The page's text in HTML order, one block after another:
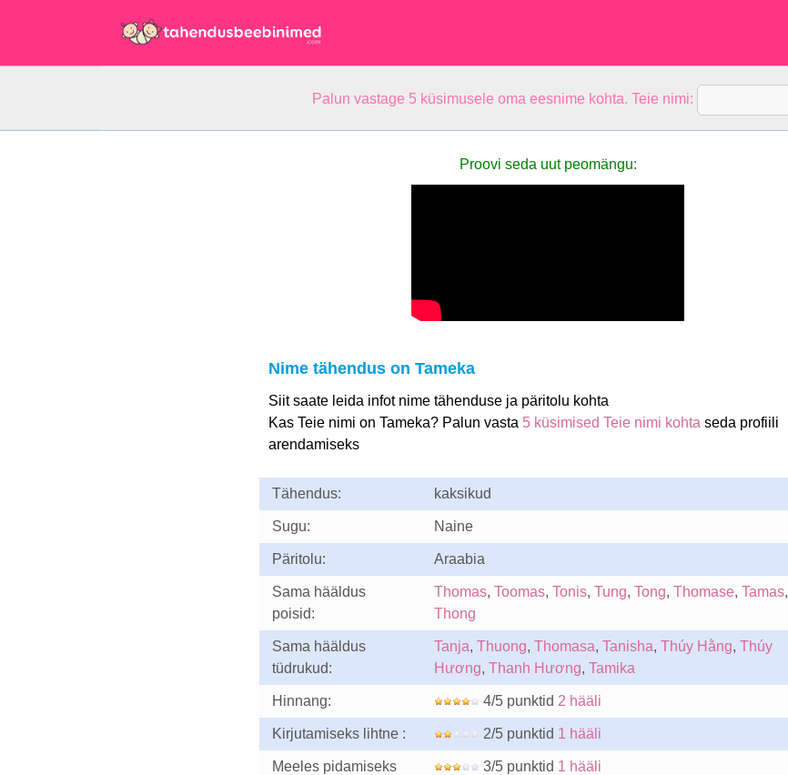
Palun vastage 5 küsimusele oma eesnime kohta. Teie nimi:
Proovi seda uut peomängu:
Nime tähendus on Tameka
Siit saate leida infot nime tähenduse ja päritolu kohta
Kas Teie nimi on Tameka? Palun vasta 5 küsimised Teie nimi kohta seda profiili
arendamiseks
Tähendus: kaksikud
Sugu: Naine
Päritolu: Araabia
Sama hääldus
poisid:
Thomas, Toomas, Tonis, Tung, Tong, Thomase, Tamas,
Thong
Sama hääldus
tüdrukud:
Tanja, Thuong, Thomasa, Tanisha, Thúy Hằng, Thúy
Hương, Thanh Hương, Tamika
Hinnang: 4/5 punktid 2 hääli
Kirjutamiseks lihtne : 2/5 punktid 1 hääli
Meeles pidamiseks
3/5 punktid 1 hääli